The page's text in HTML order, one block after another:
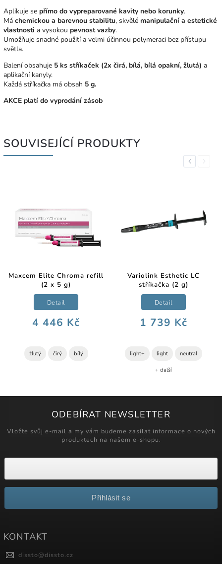
Aplikuje se přímo do vypreparované kavity nebo korunky.
Má chemickou a barevnou stabilitu, skvělé manipulační a estetické
vlastnosti a vysokou pevnost vazby.
Umožňuje snadné použití a velmi účinnou polymeraci bez přístupu
světla.
Balení obsahuje 5 ks stříkaček (2x čirá, bílá, bílá opakní, žlutá) a
aplikační kanyly.
Každá stříkačka má obsah 5 g.
AKCE platí do vyprodání zásob
SOUVISEJÍCÍ PRODUKTY
Previous
Maxcem Elite Chroma refill
(2 x 5 g)
4 446 Kč
Detail
žlutý čirý bílý
Variolink Esthetic LC
stříkačka (2 g)
1 739 Kč
Detail
light+ light neutral
+ další
Next
ODEBÍRAT NEWSLETTER
Vložte svůj e-mail a my vám budeme zasílat informace o nových
produktech na našem e-shopu.
Přihlásit se
KONTAKT
dissto@dissto.cz